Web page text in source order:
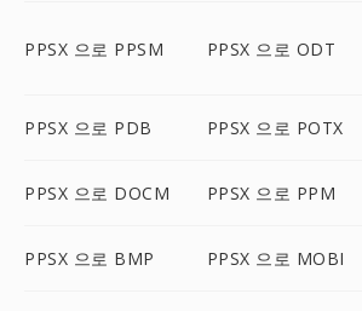
PPSX 으로 PPSM PPSX 으로 ODT
PPSX 으로 PDB PPSX 으로 POTX
PPSX 으로 DOCM PPSX 으로 PPM
PPSX 으로 BMP PPSX 으로 MOBI